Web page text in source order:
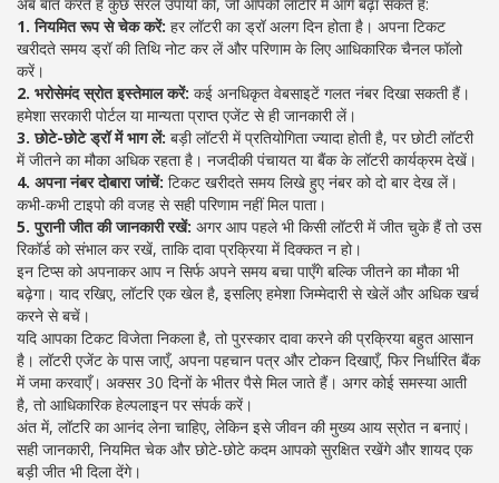
1. नियमित रूप से चेक करें: हर लॉटरी का ड्रॉ अलग दिन होता है। अपना टिकट
खरीदते समय ड्रॉ की तिथि नोट कर लें और परिणाम के लिए आधिकारिक चैनल फॉलो
करें।
2. भरोसेमंद स्रोत इस्तेमाल करें: कई अनधिकृत वेबसाइटें गलत नंबर दिखा सकती हैं।
हमेशा सरकारी पोर्टल या मान्यता प्राप्त एजेंट से ही जानकारी लें।
3. छोटे-छोटे ड्रॉ में भाग लें: बड़ी लॉटरी में प्रतियोगिता ज्यादा होती है, पर छोटी लॉटरी
में जीतने का मौका अधिक रहता है। नजदीकी पंचायत या बैंक के लॉटरी कार्यक्रम देखें।
4. अपना नंबर दोबारा जांचें: टिकट खरीदते समय लिखे हुए नंबर को दो बार देख लें।
कभी-कभी टाइपो की वजह से सही परिणाम नहीं मिल पाता।
5. पुरानी जीत की जानकारी रखें: अगर आप पहले भी किसी लॉटरी में जीत चुके हैं तो उस
रिकॉर्ड को संभाल कर रखें, ताकि दावा प्रक्रिया में दिक्कत न हो।
इन टिप्स को अपनाकर आप न सिर्फ अपने समय बचा पाएँगे बल्कि जीतने का मौका भी
बढ़ेगा। याद रखिए, लॉटरि एक खेल है, इसलिए हमेशा जिम्मेदारी से खेलें और अधिक खर्च
करने से बचें।
यदि आपका टिकट विजेता निकला है, तो पुरस्कार दावा करने की प्रक्रिया बहुत आसान
है। लॉटरी एजेंट के पास जाएँ, अपना पहचान पत्र और टोकन दिखाएँ, फिर निर्धारित बैंक
में जमा करवाएँ। अक्सर 30 दिनों के भीतर पैसे मिल जाते हैं। अगर कोई समस्या आती
है, तो आधिकारिक हेल्पलाइन पर संपर्क करें।
अंत में, लॉटरि का आनंद लेना चाहिए, लेकिन इसे जीवन की मुख्य आय स्रोत न बनाएं।
सही जानकारी, नियमित चेक और छोटे-छोटे कदम आपको सुरक्षित रखेंगे और शायद एक
बड़ी जीत भी दिला देंगे।